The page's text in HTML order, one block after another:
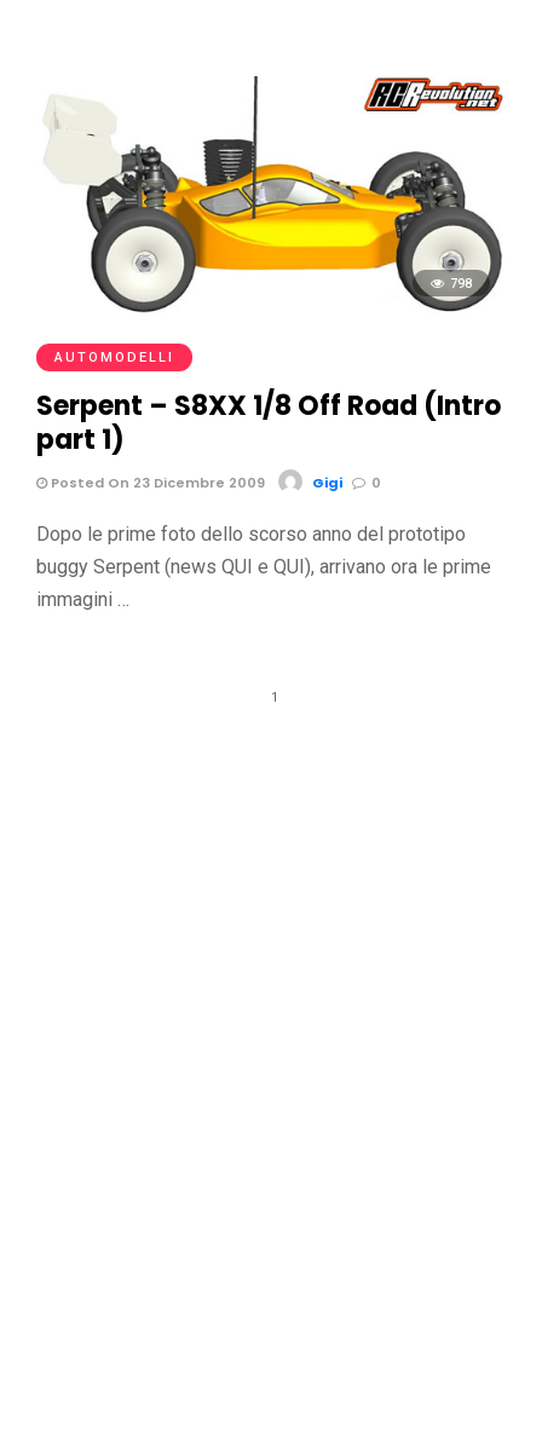
798
AUTOMODELLI
Serpent – S8XX 1/8 Off Road (Intro
part 1)
Posted On 23 Dicembre 2009 Gigi 0
Dopo le prime foto dello scorso anno del prototipo
buggy Serpent (news QUI e QUI), arrivano ora le prime
immagini …
1